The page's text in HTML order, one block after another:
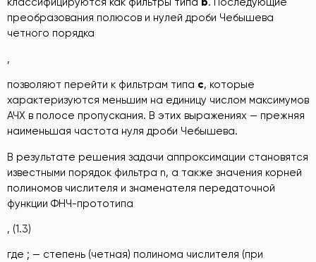
преобразования полюсов и нулей дроби Чебышева
четного порядка
,
позволяют перейти к фильтрам типа c, которые
характеризуются меньшим на единицу числом максимумов
АЧХ в полосе пропускания. В этих выражениях — прежняя
наименьшая частота нуля дроби Чебышева.
В результате решения задачи аппроксимации становятся
известными порядок фильтра n, а также значения корней
полиномов числителя и знаменателя передаточной
функции ФНЧ-прототипа
, (1.3)
где ; — степень (четная) полинома числителя (при